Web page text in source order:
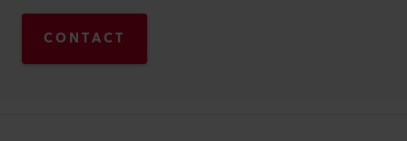
CONTACT